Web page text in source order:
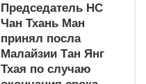
Председатель НС
Чан Тхань Ман
принял посла
Малайзии Тан Янг
Тхая по случаю